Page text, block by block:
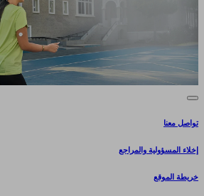
تواصل معنا
إخلاء المسؤولية والمراجع
خريطة الموقع